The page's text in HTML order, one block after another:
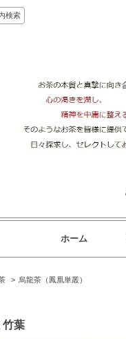
検索
ホーム
> 烏龍茶（鳳凰単叢）
葉